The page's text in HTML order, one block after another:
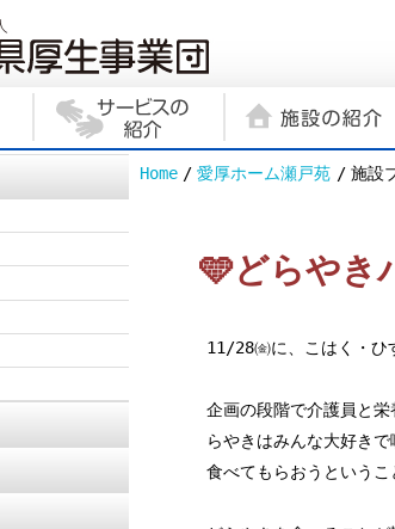
Home 愛厚ホーム瀬戸苑 施設
🩵どらやき
11/28㈮に、こはく・ひ
企画の段階で介護員と
らやきはみんな大好き
食べてもらおうという